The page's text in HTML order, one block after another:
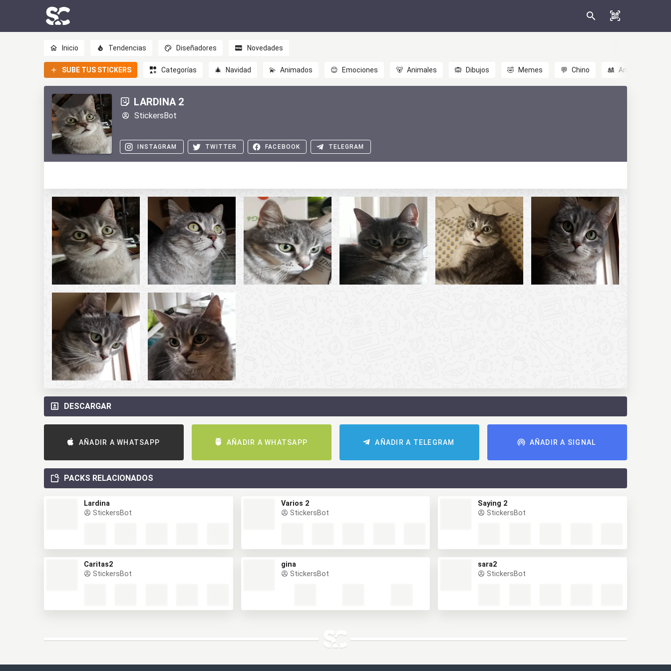
Inicio Tendencias Diseñadores Novedades
SUBE TUS STICKERS Categorías 🎄 Navidad 💫 Animados 😊 Emociones 🐻 Animales 🙉 Dibujos 🤣 Memes 💬 Chino 🎎 Anime
LARDINA 2
StickersBot
INSTAGRAM TWITTER FACEBOOK TELEGRAM
DESCARGAR
AÑADIR A WHATSAPP AÑADIR A WHATSAPP AÑADIR A TELEGRAM AÑADIR A SIGNAL
PACKS RELACIONADOS
Lardina
StickersBot
Varios 2
StickersBot
Saying 2
StickersBot
Caritas2
StickersBot
gina
StickersBot
sara2
StickersBot